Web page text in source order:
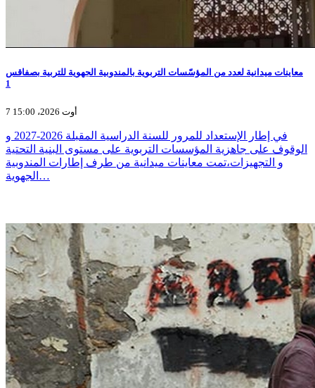
معاينات ميدانية لعدد من المؤسّسات التربوية بالمندوبية الجهوية للتربية بصفاقس
1
7 أوت 2026، 15:00
في إطار الإستعداد للمرور للسنة الدراسية المقبلة 2026-2027 و
الوقوف على جاهزية المؤسسات التربوية على مستوى البنية التحتية
و التجهيزات،تمت معاينات ميدانية من طرف إطارات المندوبية
الجهوية…